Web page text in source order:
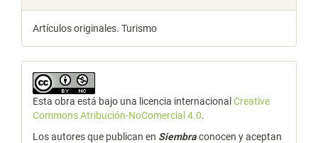
Artículos originales. Turismo
Esta obra está bajo una licencia internacional Creative
Commons Atribución-NoComercial 4.0.
Los autores que publican en Siembraconocen y aceptan